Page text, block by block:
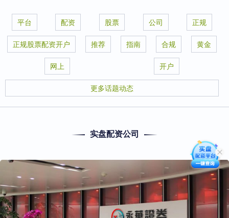
平台 配资 股票 公司 正规
正规股票配资开户 推荐 指南 合规 黄金
网上 开户
更多话题动态
实盘配资公司